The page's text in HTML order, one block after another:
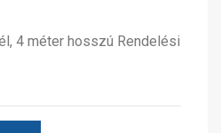
4 méter hosszú Rendelési